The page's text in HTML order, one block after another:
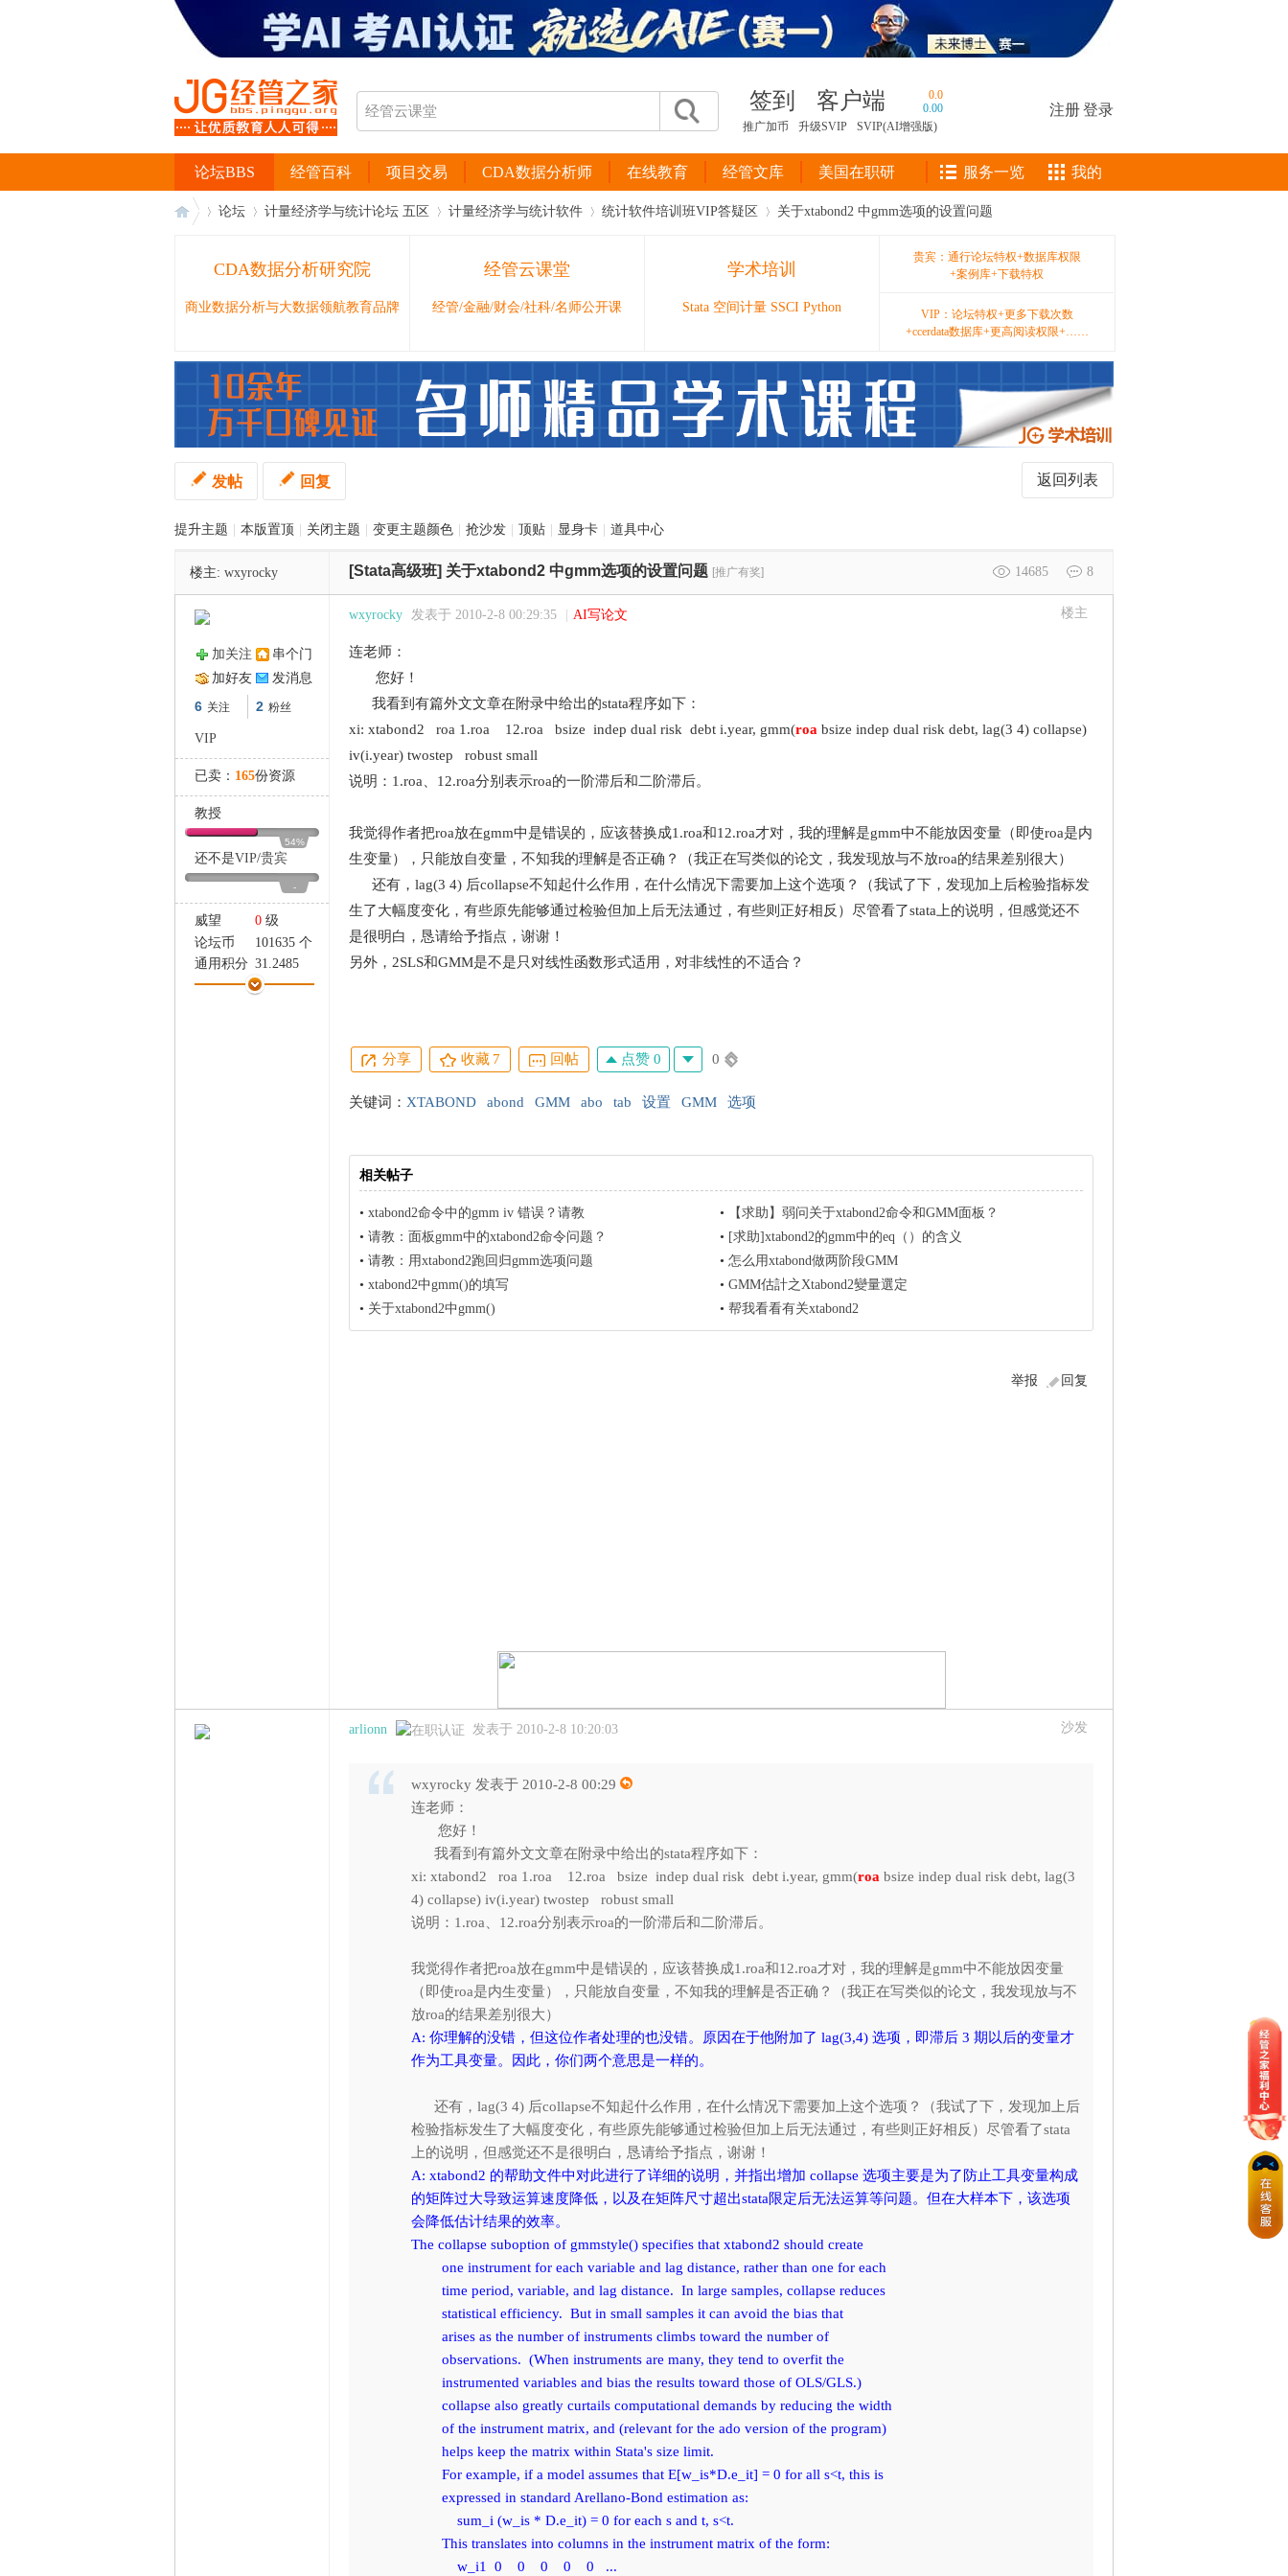
签到 客户端
0.0
0.00
推广加币
升级SVIP SVIP(AI增强版)
注册登录
经管百科 项目交易 CDA数据分析师 在线教育 经管文库 美国在职研
论坛BBS 服务一览 我的
论坛 计量经济学与统计论坛 五区 计量经济学与统计软件 统计软件培训班VIP答疑区 关于xtabond2 中gmm选项的设置问题
CDA数据分析研究院
商业数据分析与大数据领航教育品牌
经管云课堂
经管/金融/财会/社科/名师公开课
学术培训
Stata 空间计量 SSCI Python
贵宾：通行论坛特权+数据库权限
+案例库+下载特权
VIP：论坛特权+更多下载次数
+ccerdata数据库+更高阅读权限+……
返回列表
发帖 回复
提升主题 本版置顶 关闭主题 变更主题颜色 抢沙发 顶贴 显身卡 道具中心
楼主: wxyrocky 14685 8
[Stata高级班] 关于xtabond2 中gmm选项的设置问题 [推广有奖]
加关注
串个门
加好友
发消息
6 关注 2 粉丝
VIP
已卖： 165份资源
教授
54%
还不是VIP/贵宾
-
威望 0 级
论坛币
101635 个
通用积分 31.2485
学术水平
8 点
楼主
wxyrocky 发表于 2010-2-8 00:29:35 AI写论文
连老师：
您好！
我看到有篇外文文章在附录中给出的stata程序如下：
xi: xtabond2 roa 1.roa 12.roa bsize indep dual risk debt i.year, gmm(roa bsize indep dual risk debt, lag(3 4) collapse)
iv(i.year) twostep robust small
说明：1.roa、12.roa分别表示roa的一阶滞后和二阶滞后。
我觉得作者把roa放在gmm中是错误的，应该替换成1.roa和12.roa才对，我的理解是gmm中不能放因变量（即使roa是内
生变量），只能放自变量，不知我的理解是否正确？（我正在写类似的论文，我发现放与不放roa的结果差别很大）
还有，lag(3 4) 后collapse不知起什么作用，在什么情况下需要加上这个选项？（我试了下，发现加上后检验指标发
生了大幅度变化，有些原先能够通过检验但加上后无法通过，有些则正好相反）尽管看了stata上的说明，但感觉还不
是很明白，恳请给予指点，谢谢！
另外，2SLS和GMM是不是只对线性函数形式适用，对非线性的不适合？
分享 收藏 7 回帖 点赞 0 0
关键词： XTABOND abond GMM abo tab 设置 GMM 选项
相关帖子
• xtabond2命令中的gmm iv 错误？请教 •
【求助】弱问关于xtabond2命令和GMM面板？
• 请教：面板gmm中的xtabond2命令问题？ • [求助]xtabond2的gmm中的eq（）的含义
• 请教：用xtabond2跑回归gmm选项问题 • 怎么用xtabond做两阶段GMM
• xtabond2中gmm()的填写 • GMM估計之Xtabond2變量選定
• 关于xtabond2中gmm() • 帮我看看有关xtabond2
回复
举报
沙发
arlionn 发表于 2010-2-8 10:20:03
wxyrocky 发表于 2010-2-8 00:29
连老师：
您好！
我看到有篇外文文章在附录中给出的stata程序如下：
xi: xtabond2 roa 1.roa 12.roa bsize indep dual risk debt i.year, gmm(roa bsize indep dual risk debt, lag(3
4) collapse) iv(i.year) twostep robust small
说明：1.roa、12.roa分别表示roa的一阶滞后和二阶滞后。
我觉得作者把roa放在gmm中是错误的，应该替换成1.roa和12.roa才对，我的理解是gmm中不能放因变量
（即使roa是内生变量），只能放自变量，不知我的理解是否正确？（我正在写类似的论文，我发现放与不
放roa的结果差别很大）
A: 你理解的没错，但这位作者处理的也没错。原因在于他附加了 lag(3,4) 选项，即滞后 3 期以后的变量才
作为工具变量。因此，你们两个意思是一样的。
还有，lag(3 4) 后collapse不知起什么作用，在什么情况下需要加上这个选项？（我试了下，发现加上后
检验指标发生了大幅度变化，有些原先能够通过检验但加上后无法通过，有些则正好相反）尽管看了stata
上的说明，但感觉还不是很明白，恳请给予指点，谢谢！
A: xtabond2 的帮助文件中对此进行了详细的说明，并指出增加 collapse 选项主要是为了防止工具变量构成
的矩阵过大导致运算速度降低，以及在矩阵尺寸超出stata限定后无法运算等问题。但在大样本下，该选项
会降低估计结果的效率。
The collapse suboption of gmmstyle() specifies that xtabond2 should create
one instrument for each variable and lag distance, rather than one for each
time period, variable, and lag distance. In large samples, collapse reduces
statistical efficiency. But in small samples it can avoid the bias that
arises as the number of instruments climbs toward the number of
observations. (When instruments are many, they tend to overfit the
instrumented variables and bias the results toward those of OLS/GLS.)
collapse also greatly curtails computational demands by reducing the width
of the instrument matrix, and (relevant for the ado version of the program)
helps keep the matrix within Stata's size limit.
For example, if a model assumes that E[w_is*D.e_it] = 0 for all s<t, this is
expressed in standard Arellano-Bond estimation as:
sum_i (w_is * D.e_it) = 0 for each s and t, s<t.
This translates into columns in the instrument matrix of the form:
w_i1 0 0 0 0 0 ...